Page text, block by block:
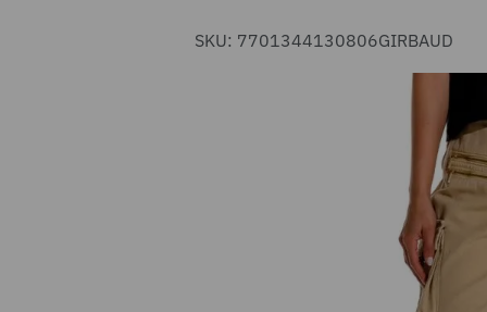
SKU: 7701344130806GIRBAUD